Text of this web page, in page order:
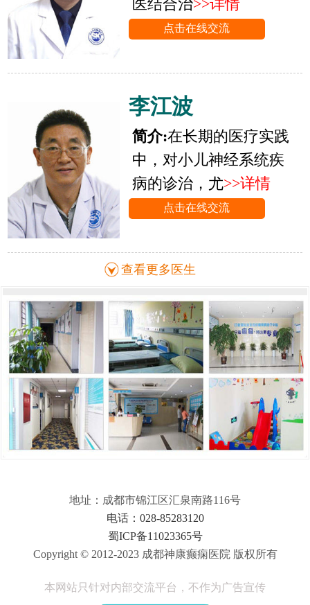
医结合治>>详情
点击在线交流
李江波
简介:在长期的医疗实践
中，对小儿神经系统疾
病的诊治，尤>>详情
点击在线交流
查看更多医生
地址：成都市锦江区汇泉南路116号
电话：028-85283120
蜀ICP备11023365号
Copyright © 2012-2023 成都神康癫痫医院 版权所有
本网站只针对内部交流平台，不作为广告宣传